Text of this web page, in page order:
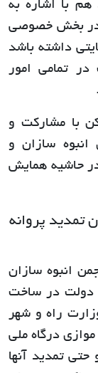
با اشاره به
در بخش خصوصی
داشته باشد
در تمامی امور
با مشارکت و
سازان و
حاشیه همایش
تمدید پروانه
انبوه سازان
دولت در ساخت
راه و شهر
درگاه ملی
حتی تمدید آنها